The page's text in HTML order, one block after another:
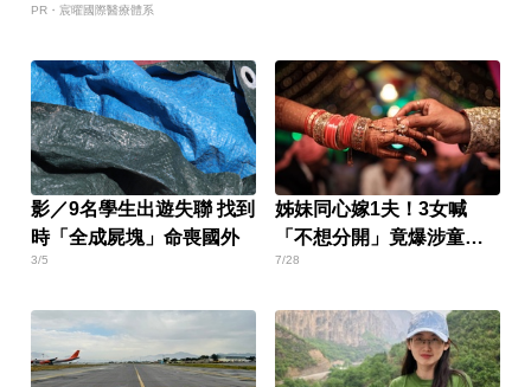
PR・宸曜國際醫療體系
影／9名學生出遊失聯 找到
時「全成屍塊」命喪國外
3/5
姊妹同心嫁1夫！3女喊
「不想分開」竟爆涉童婚
遭調查
7/28